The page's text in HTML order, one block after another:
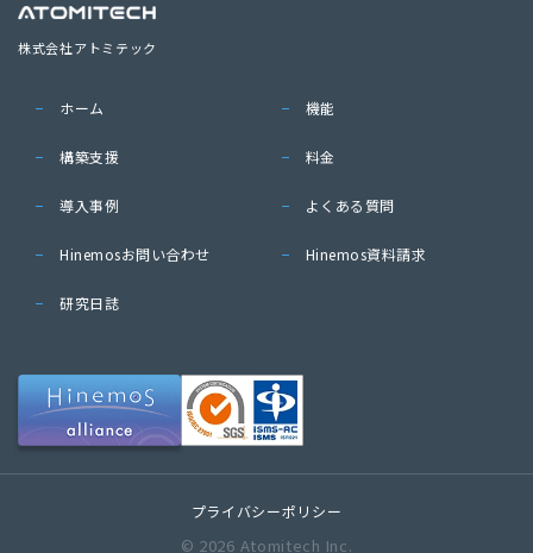
株式会社アトミテック
ホーム 機能
構築支援 料金
導入事例 よくある質問
Hinemosお問い合わせ Hinemos資料請求
研究日誌
プライバシーポリシー
© 2026 Atomitech Inc.